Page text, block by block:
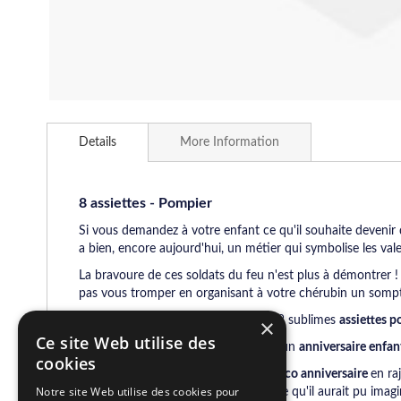
to
gallery
Details
8 assiettes - Pompier
Si vous demandez à votre enfant ce qu'il souhaite
a bien, encore aujourd'hui, un métier qui symbolise les
La bravoure de ces soldats du feu n'est plus à démontrer
pas vous tromper en organisant à votre chérubin un
Vous avez le pressentiment que ces 8 sublimes assiettes
Ils mettront une ambiance de folie à un anniversaire
déco anniversaire en
pompierencore plus belle que tout ce qu'il aurait pu
More Information
×
Ce site Web utilise des
cookies
Notre site Web utilise des cookies pour